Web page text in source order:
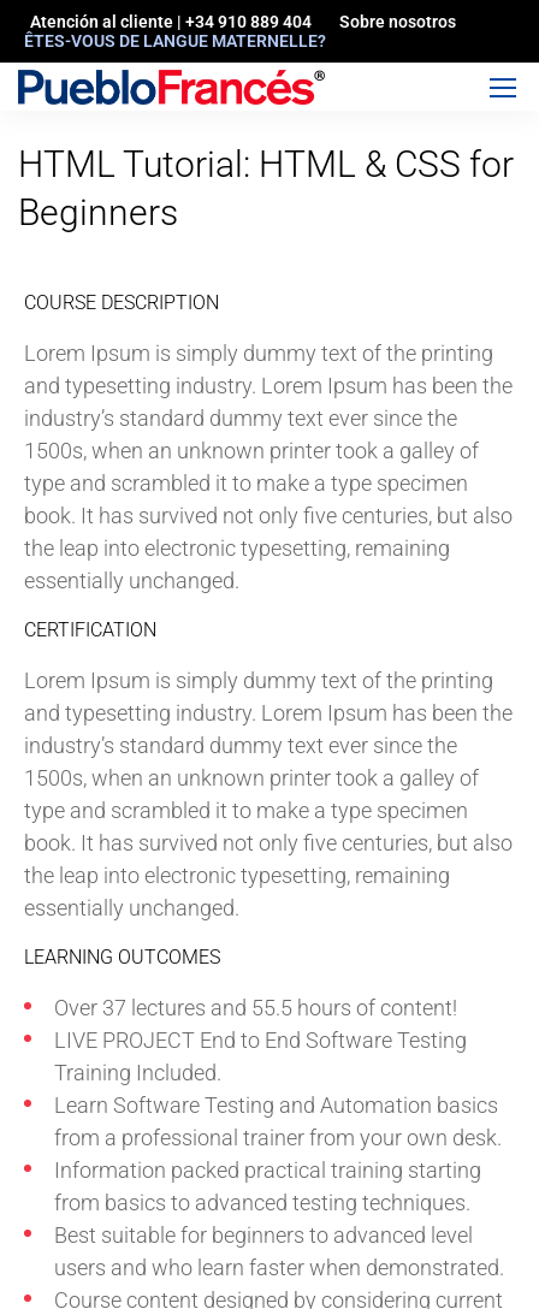
Atención al cliente | +34 910 889 404
Sobre nosotros
ÊTES-VOUS DE LANGUE MATERNELLE?
HTML Tutorial: HTML & CSS for
Beginners
COURSE DESCRIPTION
Lorem Ipsum is simply dummy text of the printing
and typesetting industry. Lorem Ipsum has been the
industry’s standard dummy text ever since the
1500s, when an unknown printer took a galley of
type and scrambled it to make a type specimen
book. It has survived not only five centuries, but also
the leap into electronic typesetting, remaining
essentially unchanged.
CERTIFICATION
Lorem Ipsum is simply dummy text of the printing
and typesetting industry. Lorem Ipsum has been the
industry’s standard dummy text ever since the
1500s, when an unknown printer took a galley of
type and scrambled it to make a type specimen
book. It has survived not only five centuries, but also
the leap into electronic typesetting, remaining
essentially unchanged.
LEARNING OUTCOMES
Over 37 lectures and 55.5 hours of content!
LIVE PROJECT End to End Software Testing
Training Included.
Learn Software Testing and Automation basics
from a professional trainer from your own desk.
Information packed practical training starting
from basics to advanced testing techniques.
Best suitable for beginners to advanced level
users and who learn faster when demonstrated.
Course content designed by considering current